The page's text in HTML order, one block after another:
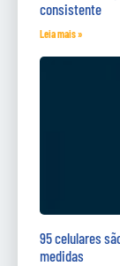
consistente
Leia mais »
95 celulares
medidas